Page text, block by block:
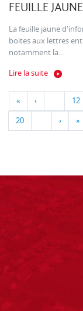
FEUILLE JAUNE
La feuille jaune
boites aux lettres
notamment la...
Lire la suite
« ‹ … 12
20 … › »